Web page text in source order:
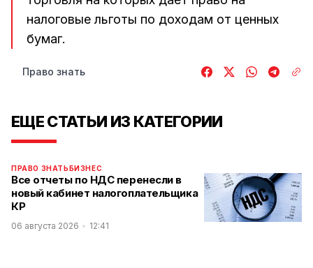
налоговые льготы по доходам от ценных
бумаг.
Право знать
ЕЩЕ СТАТЬИ ИЗ КАТЕГОРИИ
ПРАВО ЗНАТЬБИЗНЕС
Все отчеты по НДС перенесли в
новый кабинет налогоплательщика
КР
06 августа 2026 12:41